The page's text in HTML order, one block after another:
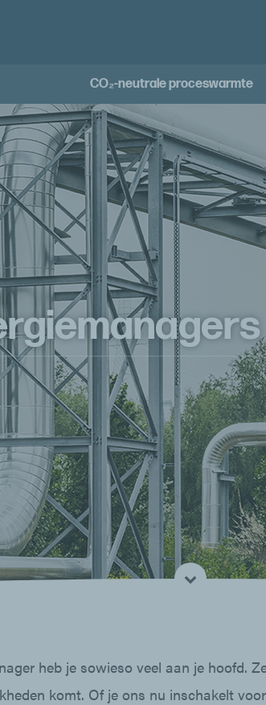
CO₂-neutrale proceswarmte
heb je sowieso veel aan je hoofd.
komt. Of je ons nu inschakelt